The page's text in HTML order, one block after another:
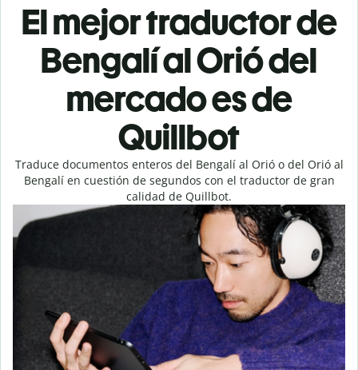
El mejor traductor de
Bengalí al Orió del
mercado es de
Quillbot
Traduce documentos enteros del Bengalí al Orió o del Orió al
Bengalí en cuestión de segundos con el traductor de gran
calidad de Quillbot.